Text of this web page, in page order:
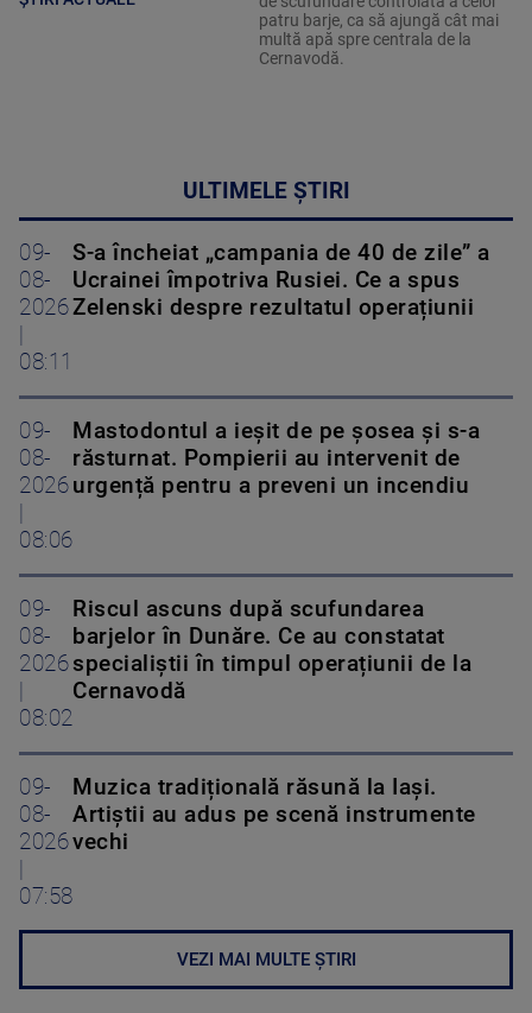
patru barje, ca să ajungă cât mai
multă apă spre centrala de la
Cernavodă.
ULTIMELE ȘTIRI
09-
08-
2026
08:11
S-a încheiat „campania de 40 de zile” a
Ucrainei împotriva Rusiei. Ce a spus
Zelenski despre rezultatul operațiunii
09-
08-
2026
08:06
Mastodontul a ieșit de pe șosea și s-a
răsturnat. Pompierii au intervenit de
urgență pentru a preveni un incendiu
09-
08-
2026
08:02
Riscul ascuns după scufundarea
barjelor în Dunăre. Ce au constatat
specialiștii în timpul operațiunii de la
Cernavodă
09-
08-
2026
07:58
Muzica tradițională răsună la Iași.
Artiștii au adus pe scenă instrumente
vechi
VEZI MAI MULTE ȘTIRI